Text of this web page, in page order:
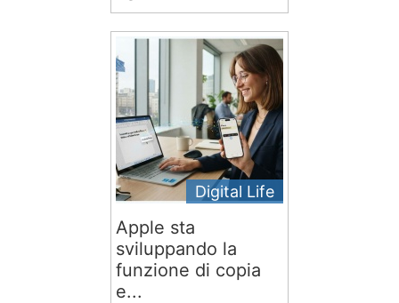
Digital Life
Apple sta
sviluppando la
funzione di copia
e...